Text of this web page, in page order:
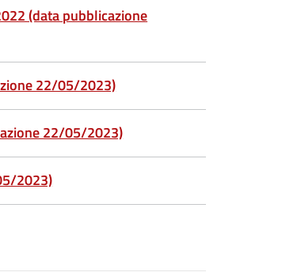
(data pubblicazione
22/05/2023)
22/05/2023)
2023)